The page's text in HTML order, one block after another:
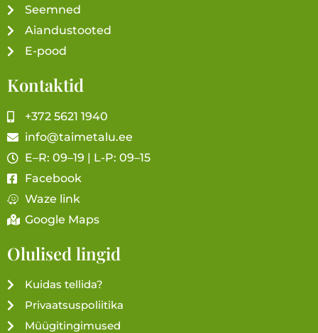
Seemned
Aiandustooted
E-pood
Kontaktid
+372 5621 1940
info@taimetalu.ee
E–R: 09–19 | L-P: 09–15
Facebook
Waze link
Google Maps
Olulised lingid
Kuidas tellida?
Privaatsuspoliitika
Müügitingimused